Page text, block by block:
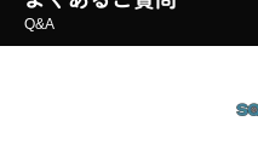
Q&A